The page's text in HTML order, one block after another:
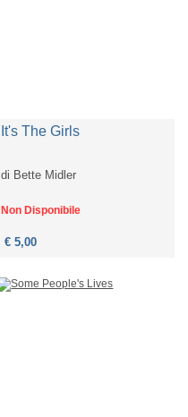
It's The Girls
di Bette Midler
Non Disponibile
€ 5,00